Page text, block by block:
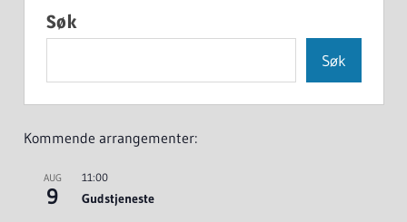
Søk
Søk
Kommende arrangementer:
AUG
9
11:00
Gudstjeneste